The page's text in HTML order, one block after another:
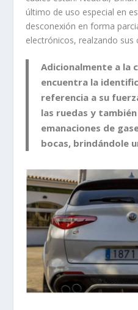
último de uso especial en
desconexión en forma
electrónicos, realzando
Adicionalmente a la
encuentra la
referencia a su
las ruedas y
emanaciones de
bocas, brindándole